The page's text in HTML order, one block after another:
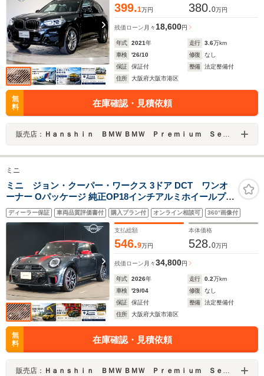
399.1万円 380.0万円
残価ローン 月々 18,600円
年式 2021年 走行 3.6万km
車検
'26/10 修復
なし
保証
保証付 整備
法定整備付
住所
大阪府大阪市港区
無
料
在庫確認・見積依頼
販売店： Ｈａｎｓｈｉｎ ＢＭＷ ＢＭＷ Ｐｒｅｍｉｕｍ Ｓｅｌｅｃｔｉｏｎ 大阪ベイ
ミニ
ミニ ジョン・クーパー・ワークス 3ドア DCT ワンオ
ーナー Oパッケージ 純正OP18インチアルミホイールプラ
イバシーガラス 電動シート シートヒーター ステアリング
ヒーター ハーマンカードンスピーカー 全周囲カメラ ア
クティブクルーズコントロール
ディーラー保証 車両品質評価書付 購入プラン付 オンライン相談可 360°画像付
支払総額
546.9万円
本体価格
528.0万円
残価ローン 月々34,800円
年式 2026年 走行 0.2万km
車検
'29/04 修復
なし
保証
保証付 整備
法定整備付
住所
大阪府大阪市港区
無
料
在庫確認・見積依頼
販売店： Ｈａｎｓｈｉｎ ＢＭＷ ＢＭＷ Ｐｒｅｍｉｕｍ Ｓｅｌｅｃｔｉｏｎ 大阪ベイ